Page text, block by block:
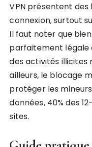
VPN présentent des
connexion, surtout
Il faut noter que bien
parfaitement légale
des activités illicites
ailleurs, le blocage
protéger les
données, 40% des
sites.